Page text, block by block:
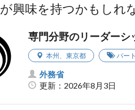
興味を持つかもしれ
専門分野のリーダーシ
本州、 東京都 パー
外務省
更新：2026年8月3日